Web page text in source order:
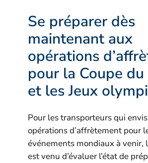
Se préparer dès
maintenant aux
opérations
pour la Coupe
et les Jeux
Pour les transporteurs qui
opérations d’affrètement pour
événements mondiaux à venir,
est venu d’évaluer l’état de